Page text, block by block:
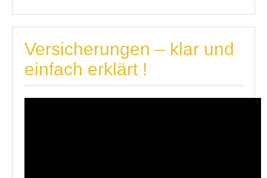
Versicherungen – klar und
einfach erklärt !